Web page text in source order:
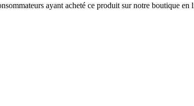
ayant acheté ce produit sur notre boutique